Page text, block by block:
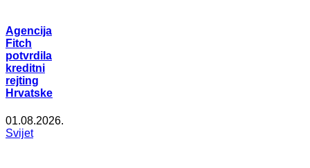
Agencija
Fitch
potvrdila
kreditni
rejting
Hrvatske
01.08.2026.
Svijet